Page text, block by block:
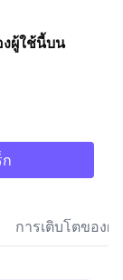
ผู้ใช้นี้บน
การเติบโตของผู้